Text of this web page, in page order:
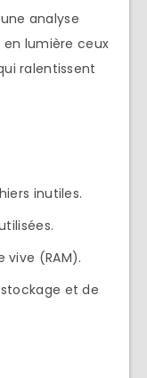
analyse
en lumière ceux
ralentissent
inutiles.
(RAM).
et de